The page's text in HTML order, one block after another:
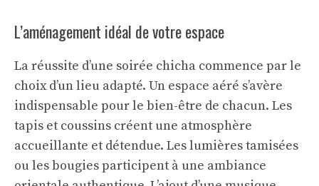
L’aménagement idéal de votre espace
La réussite d’une soirée chicha commence par le
choix d’un lieu adapté. Un espace aéré s’avère
indispensable pour le bien-être de chacun. Les
tapis et coussins créent une atmosphère
accueillante et détendue. Les lumières tamisées
ou les bougies participent à une ambiance